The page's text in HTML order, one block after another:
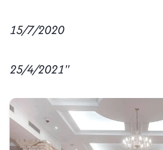
15/7/2020
25/4/2021''